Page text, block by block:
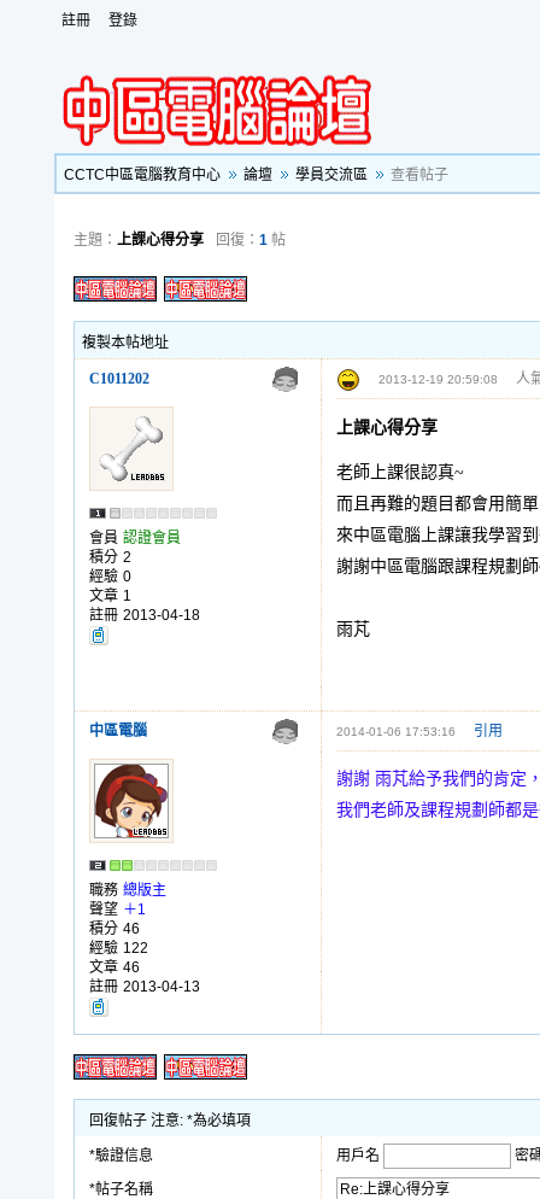
註冊 登錄
CCTC中區電腦教育中心 論壇 學員交流區 查看帖子
主題： 上課心得分享 回復： 1 帖
複製本帖地址
C1011202 2013-12-19 20:59:08 人
會員 認證會員
積分 2
經驗 0
文章 1
註冊 2013-04-18
上課心得分享
老師上課很認真~
而且再難的題目都會用簡
來中區電腦上課讓我學習
謝謝中區電腦跟課程規劃
雨芃
中區電腦 2014-01-06 17:53:16 引用
職務 總版主
聲望 ＋1
積分 46
經驗 122
文章 46
註冊 2013-04-13
謝謝 雨芃給予我們的肯定
我們老師及課程規劃師都
回復帖子 注意: *為必填項
*驗證信息 用戶名
密
*帖子名稱